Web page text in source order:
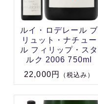
ルイ・ロデレール ブ
リュット・ナチュー
ル フィリップ・スタ
ルク 2006 750ml
22,000円
（税込み）